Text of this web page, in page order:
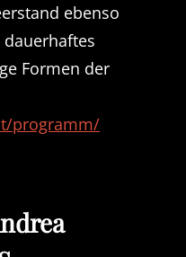
ebenso
Formen der
programm/